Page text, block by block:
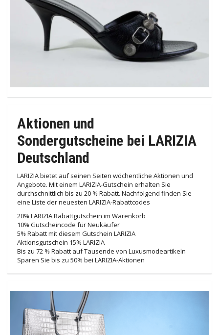
Aktionen und
Sondergutscheine bei LARIZIA
Deutschland
LARIZIA bietet auf seinen Seiten wöchentliche Aktionen und
Angebote. Mit einem LARIZIA-Gutschein erhalten Sie
durchschnittlich bis zu 20 % Rabatt. Nachfolgend finden Sie
eine Liste der neuesten LARIZIA-Rabattcodes
20% LARIZIA Rabattgutschein im Warenkorb
10% Gutscheincode für Neukäufer
5% Rabatt mit diesem Gutschein LARIZIA
Aktionsgutschein 15% LARIZIA
Bis zu 72 % Rabatt auf Tausende von Luxusmodeartikeln
Sparen Sie bis zu 50% bei LARIZIA-Aktionen